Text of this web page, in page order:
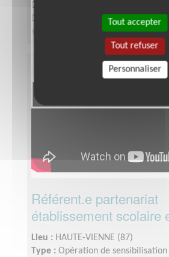
Date :
Disponibilité demandée :De 3 à
selon votre disponibilité
Référent.e partenariat
établissement scolaire
Lieu : HAUTE-VIENNE (87)
Type : Opération de sensibilisation
Tout accepter
Tout refuser
Personnaliser